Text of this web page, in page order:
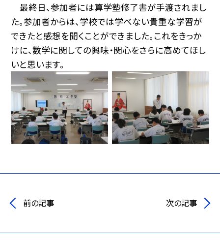
最終日、参加者には算学塾修了書が手渡されまし
た。参加者からは、学校では学べない貴重な学習が
できたと感想を聞くことができました。これをきっか
けに、数学に関しての興味・関心をさらに高めてほし
いと思います。
前の記事 次の記事